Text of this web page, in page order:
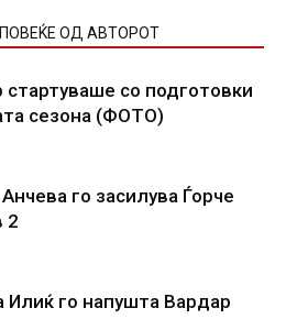
ПОВЕЌЕ ОД АВТОРОТ
стартуваше со подготовки
сезона (ФОТО)
го засилува Ѓорче
2
Илиќ го напушта Вардар